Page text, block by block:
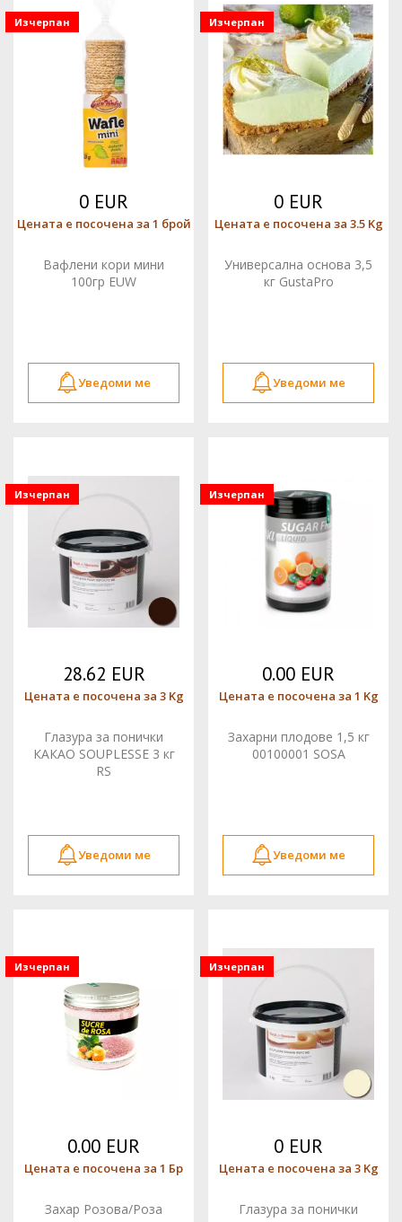
Изчерпан
0 EUR
Цената е посочена за 1 брой
Вафлени кори мини
100гр EUW
Уведоми ме
Изчерпан
0 EUR
Цената е посочена за 3.5 Kg
Универсална основа 3,5
кг GustaPro
Уведоми ме
Изчерпан
28.62 EUR
Цената е посочена за 3 Kg
Глазура за понички
КАКАО SOUPLESSE 3 кг
RS
Уведоми ме
Изчерпан
0.00 EUR
Цената е посочена за 1 Kg
Захарни плодове 1,5 кг
00100001 SOSA
Уведоми ме
Изчерпан
0.00 EUR
Цената е посочена за 1 Бр
Захар Розова/Роза
Изчерпан
0 EUR
Цената е посочена за 3 Kg
Глазура за понички